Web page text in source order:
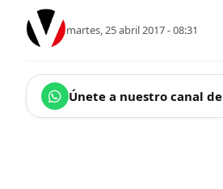
martes, 25 abril 2017 - 08:31
Únete a nuestro canal